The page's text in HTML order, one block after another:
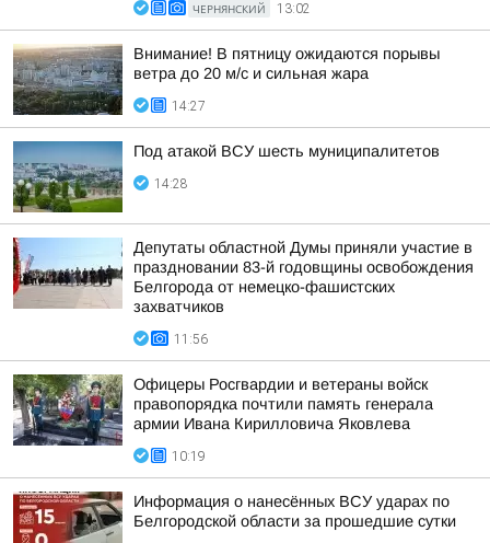
ЧЕРНЯНСКИЙ 13:02
Внимание! В пятницу ожидаются порывы
ветра до 20 м/с и сильная жара
14:27
Под атакой ВСУ шесть муниципалитетов
14:28
Депутаты областной Думы приняли участие в
праздновании 83-й годовщины освобождения
Белгорода от немецко-фашистских
захватчиков
11:56
Офицеры Росгвардии и ветераны войск
правопорядка почтили память генерала
армии Ивана Кирилловича Яковлева
10:19
Информация о нанесённых ВСУ ударах по
Белгородской области за прошедшие сутки